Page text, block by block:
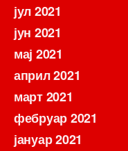
јул 2021
јун 2021
мај 2021
април 2021
март 2021
фебруар 2021
јануар 2021